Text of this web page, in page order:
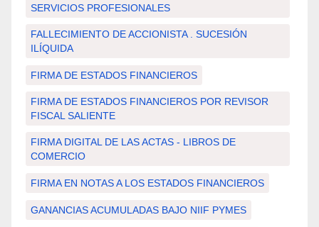
SERVICIOS PROFESIONALES
FALLECIMIENTO DE ACCIONISTA . SUCESIÓN
ILÍQUIDA
FIRMA DE ESTADOS FINANCIEROS
FIRMA DE ESTADOS FINANCIEROS POR REVISOR
FISCAL SALIENTE
FIRMA DIGITAL DE LAS ACTAS - LIBROS DE
COMERCIO
FIRMA EN NOTAS A LOS ESTADOS FINANCIEROS
GANANCIAS ACUMULADAS BAJO NIIF PYMES